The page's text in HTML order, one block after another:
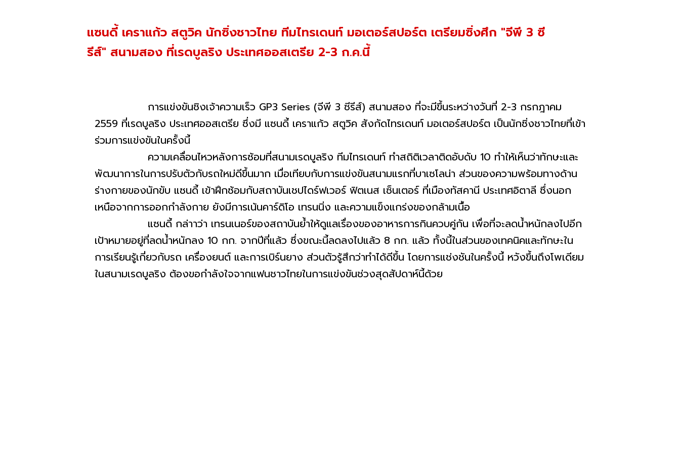
แซนดี้ เคราแก้ว สตูวิค นักซิ่งชาวไทย ทีมไทรเดนท์ มอเตอร์สปอร์ต เตรียมซิ่งศึก "จีพี 3 ซี
รีส์" สนามสอง ที่เรดบูลริง ประเทศออสเตรีย 2-3 ก.ค.นี้
การแข่งขันชิงเจ้าความเร็ว GP3 Series (จีพี 3 ซีรีส์) สนามสอง ที่จะมีขึ้นระหว่างวันที่ 2-3 กรกฎาคม
2559 ที่เรดบูลริง ประเทศออสเตรีย ซึ่งมี แซนดี้ เคราแก้ว สตูวิค สังกัดไทรเดนท์ มอเตอร์สปอร์ต เป็นนักซิ่งชาวไทยที่เข้า
ร่วมการแข่งขันในครั้งนี้
ความเคลื่อนไหวหลังการซ้อมที่สนามเรดบูลริง ทีมไทรเดนท์ ทำสถิติเวลาติดอับดับ 10 ทำให้เห็นว่าทักษะและ
พัฒนาการในการปรับตัวกับรถใหม่ดีขึ้นมาก เมื่อเทียบกับการแข่งขันสนามแรกที่บาเซโลน่า ส่วนของความพร้อมทางด้าน
ร่างกายของนักขับ แซนดี้ เข้าฝึกซ้อมกับสถาบันเชปไดร์ฟเวอร์ ฟิตเนส เซ็นเตอร์ ที่เมืองทัสคานี ประเทศอิตาลี ซึ่งนอก
เหนือจากการออกกำลังกาย ยังมีการเน้นคาร์ดิโอ เทรนนิ่ง และความแข็งแกร่งของกล้ามเนื้อ
แซนดี้ กล่าาว่า เทรนเนอร์ของสถาบันย้ำให้ดูแลเรื่องของอาหารการกินควบคู่กัน เพื่อที่จะลดน้ำหนักลงไปอีก
เป้าหมายอยู่ที่ลดน้ำหนักลง 10 กก. จากปีที่แล้ว ซึ่งขณะนี้ลดลงไปแล้ว 8 กก. แล้ว ทั้งนี้ในส่วนของเทคนิคและทักษะใน
การเรียนรู้เกี่ยวกับรถ เครื่องยนต์ และการเบิร์นยาง ส่วนตัวรู้สึกว่าทำได้ดีขึ้น โดยการแช่งชันในครั้งนี้ หวังขึ้นถึงโพเดียม
ในสนามเรดบูลริง ต้องขอกำลังใจจากแฟนชาวไทยในการแข่งขันช่วงสุดสัปดาห์นี้ด้วย